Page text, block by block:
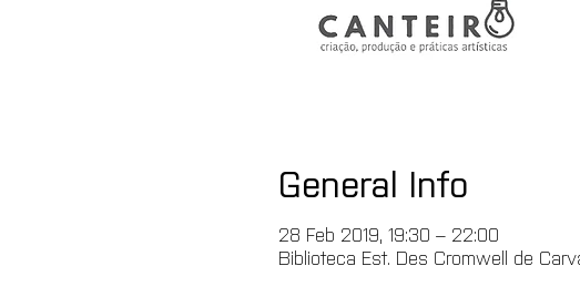
General Info
28 Feb 2019, 19:30 – 22:00
Biblioteca Est. Des Cromwell de